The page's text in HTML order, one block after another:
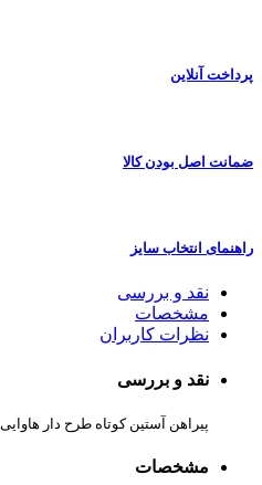
پرداخت آنلاین
ضمانت اصل بودن کالا
راهنمای انتخاب سایز
نقد و بررسی
مشخصات
نظرات کاربران
نقد و بررسی
پیراهن آستین کوتاه طرح دار هاوایی
مشخصات